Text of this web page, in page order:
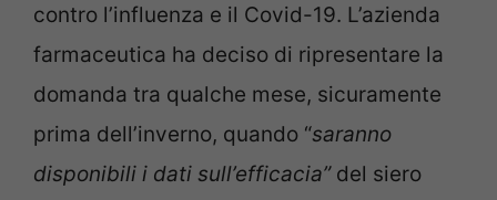
contro l’influenza e il Covid-19. L’azienda
farmaceutica ha deciso di ripresentare la
domanda tra qualche mese, sicuramente
prima dell’inverno, quando “saranno
disponibili i dati sull’efficacia” del siero